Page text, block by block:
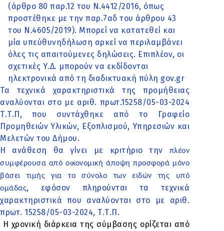
(άρθρο 80 παρ.12 του Ν.4412/2016, όπως
προστέθηκε με την παρ.7αδ του άρθρου 43
του Ν.4605/2019). Μπορεί να κατατεθεί και
μία υπεύθυνηδήλωση αρκεί να περιλαμβάνει
όλες τις απαιτούμενες δηλώσεις. Επιπλέον, οι
σχετικές Υ.Δ. μπορούν να εκδίδονται
ηλεκτρονικά από τη διαδικτυακή πύλη gov.gr
Τα τεχνικά χαρακτηριστικά της προμήθειας
αναλύονται στο με αριθ. πρωτ.15258/05-03-2024
Τ.Τ.Π, που συντάχθηκε από το Γραφείο
Προμηθειών Υλικών, Εξοπλισμού, Υπηρεσιών και
Μελετών του Δήμου.
Η ανάθεση θα γίνει με κριτήριο την
πλέον
συμφέρουσα από οικονομική άποψη προσφορά μόνο
βάσει τιμής για το σύνολο των ειδών της υπό
ομάδας, εφόσον πληρούνται τα τεχνικά
χαρακτηριστικά που αναλύονται στο με αριθ.
πρωτ. 15258/05-03-2024, Τ.Τ.Π.
Η χρονική διάρκεια της σύμβασης ορίζεται από